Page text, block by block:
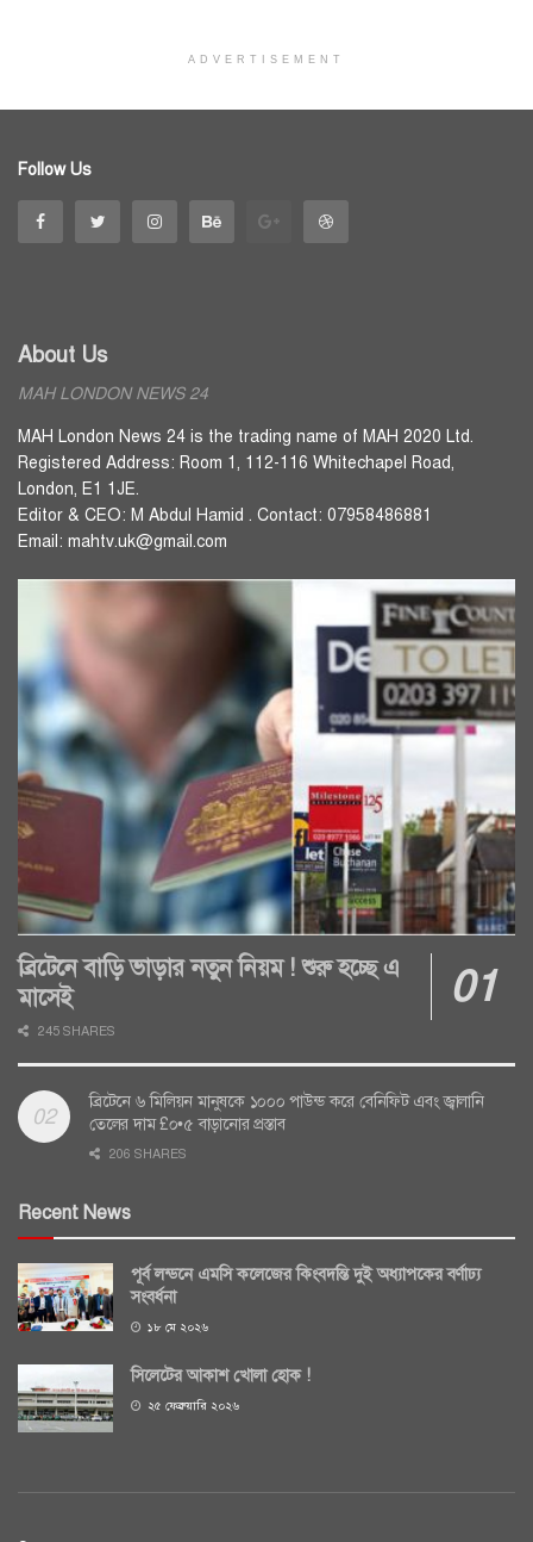
ADVERTISEMENT
Follow Us
About Us
MAH LONDON NEWS 24
MAH London News 24 is the trading name of MAH 2020 Ltd.
Registered Address: Room 1, 112-116 Whitechapel Road,
London, E1 1JE.
Editor & CEO: M Abdul Hamid . Contact: 07958486881
Email: mahtv.uk@gmail.com
ব্রিটেনে বাড়ি ভাড়ার নতুন নিয়ম ! শুরু হচ্ছে এ
মাসেই
245 SHARES
ব্রিটেনে ৬ মিলিয়ন মানুষকে ১০০০ পাউন্ড করে বেনিফিট এবং জ্বালানি
তেলের দাম £০•৫ বাড়ানোর প্রস্তাব
206 SHARES
Recent News
পূর্ব লন্ডনে এমসি কলেজের কিংবদন্তি দুই অধ্যাপকের বর্ণাঢ্য
সংবর্ধনা
১৮ মে ২০২৬
সিলেটের আকাশ খোলা হোক !
২৫ ফেব্রুয়ারি ২০২৬